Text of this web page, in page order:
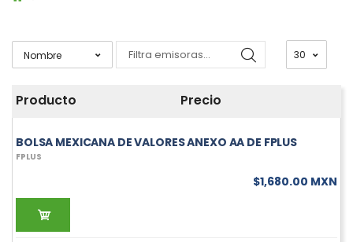
Producto Precio
BOLSA MEXICANA DE VALORES ANEXO AA DE FPLUS
FPLUS
$1,680.00 MXN